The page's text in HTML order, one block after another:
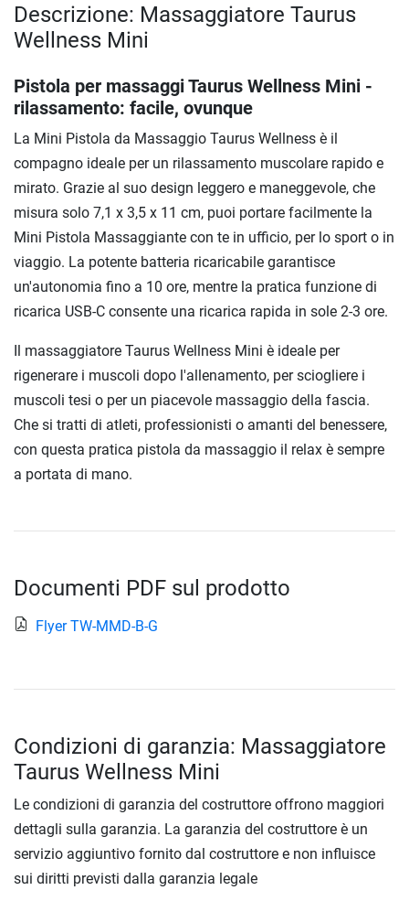
Descrizione: Massaggiatore Taurus
Wellness Mini
Pistola per massaggi Taurus Wellness Mini -
rilassamento: facile, ovunque
La Mini Pistola da Massaggio Taurus Wellness è il
compagno ideale per un rilassamento muscolare rapido e
mirato. Grazie al suo design leggero e maneggevole, che
misura solo 7,1 x 3,5 x 11 cm, puoi portare facilmente la
Mini Pistola Massaggiante con te in ufficio, per lo sport o in
viaggio. La potente batteria ricaricabile garantisce
un'autonomia fino a 10 ore, mentre la pratica funzione di
ricarica USB-C consente una ricarica rapida in sole 2-3 ore.
Il massaggiatore Taurus Wellness Mini è ideale per
rigenerare i muscoli dopo l'allenamento, per sciogliere i
muscoli tesi o per un piacevole massaggio della fascia.
Che si tratti di atleti, professionisti o amanti del benessere,
con questa pratica pistola da massaggio il relax è sempre
a portata di mano.
Documenti PDF sul prodotto
Flyer TW-MMD-B-G
Condizioni di garanzia: Massaggiatore
Taurus Wellness Mini
Le condizioni di garanzia del costruttore offrono maggiori
dettagli sulla garanzia. La garanzia del costruttore è un
servizio aggiuntivo fornito dal costruttore e non influisce
sui diritti previsti dalla garanzia legale